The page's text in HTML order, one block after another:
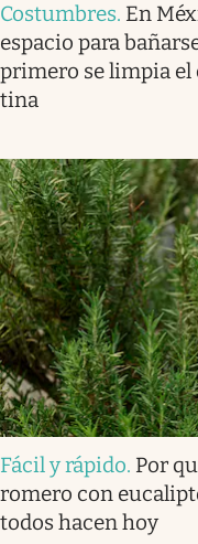
Costumbres. En
espacio para
primero se limpia el
tina
Fácil y rápido. Por
romero con
todos hacen hoy